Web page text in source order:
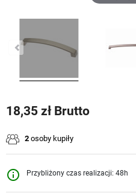
18,35 zł Brutto
2 osoby kupiły
info_outline Przybliżony czas realizacji: 48h